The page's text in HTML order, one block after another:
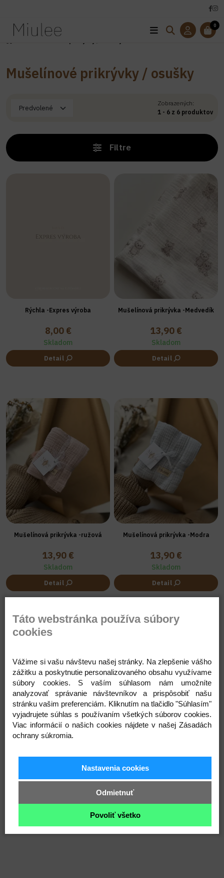
0
Mušelínové prikrývky / osušky
Zobrazených:
1 - 6 z 6 produktov
Filtre
Rýchla -Expres výroba
8,00 €
Skladom
Detail
Mušelínová prikrývka -Medvedík
13,90 €
Skladom
Detail
Mušelínová prikrývka -ružová
13,90 €
Skladom
Detail
Mušelínová prikrývka -Modra
13,90 €
Skladom
Detail
Mušelínová prikrývka - Béžová
13,90 €
Na objednávku (odoslané do 2-
3 týždňov)
Mušelínová dečka
18,90 €
Táto webstránka používa súbory
cookies
Vážime si vašu návštevu našej stránky. Na zlepšenie vášho
zážitku a poskytnutie personalizovaného obsahu využívame
súbory cookies. S vaším súhlasom nám umožníte
analyzovať správanie návštevníkov a prispôsobiť našu
stránku vašim preferenciám. Kliknutím na tlačidlo "Súhlasím"
vyjadrujete súhlas s používaním všetkých súborov cookies.
Viac informácií o našich cookies nájdete v našej Zásadách
ochrany súkromia.
Nastavenia cookies
Odmietnuť
Povoliť všetko